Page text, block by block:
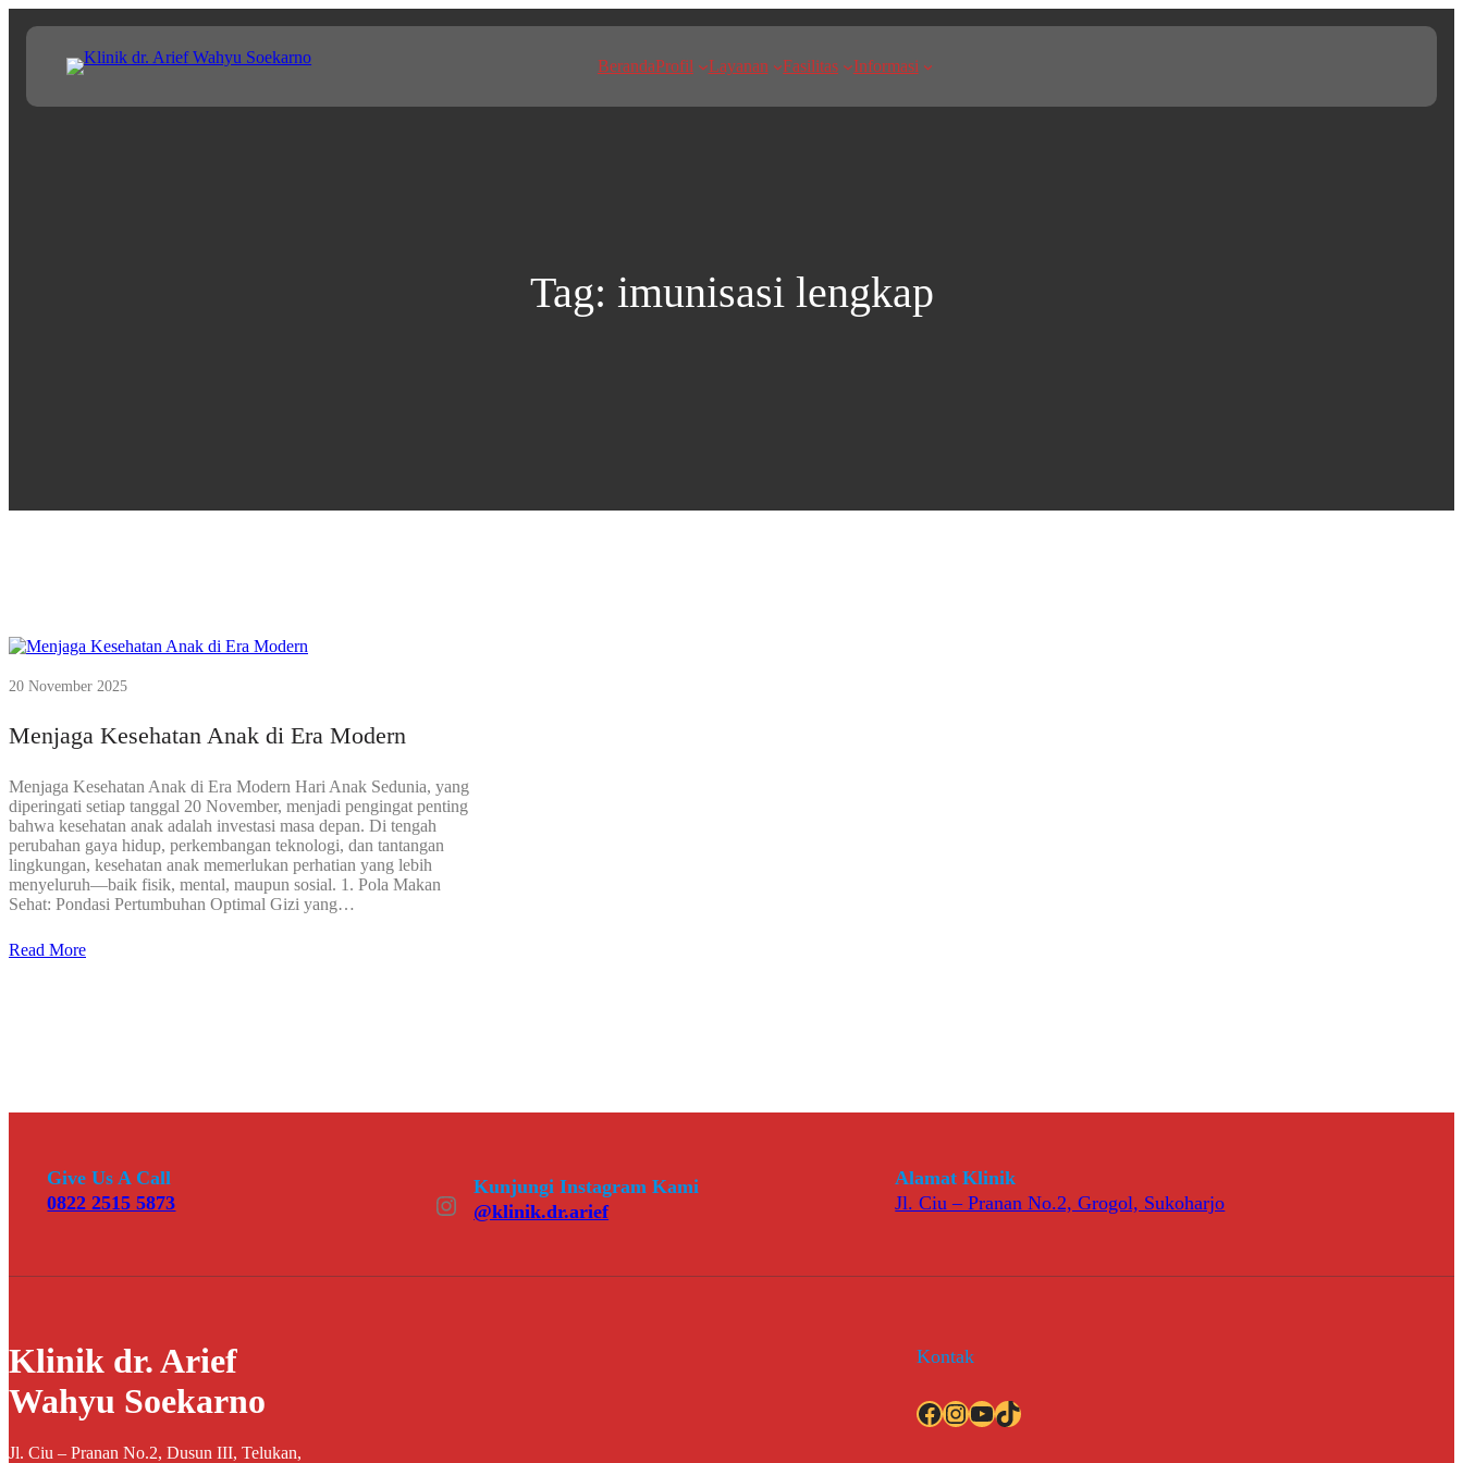
BerandaProfil Layanan Fasilitas Informasi
Tag: imunisasi lengkap
20 November 2025
Menjaga Kesehatan Anak di Era Modern
Menjaga Kesehatan Anak di Era Modern Hari Anak Sedunia, yang
diperingati setiap tanggal 20 November, menjadi pengingat penting
bahwa kesehatan anak adalah investasi masa depan. Di tengah
perubahan gaya hidup, perkembangan teknologi, dan tantangan
lingkungan, kesehatan anak memerlukan perhatian yang lebih
menyeluruh—baik fisik, mental, maupun sosial. 1. Pola Makan
Sehat: Pondasi Pertumbuhan Optimal Gizi yang…
Read More
Give Us A Call
0822 2515 5873
Instagram
Kunjungi Instagram Kami
@klinik.dr.arief
Alamat Klinik
Jl. Ciu – Pranan No.2, Grogol, Sukoharjo
Klinik dr. Arief
Wahyu Soekarno
Jl. Ciu – Pranan No.2, Dusun III, Telukan,
Kontak
Facebook InstagramYouTube TikTok